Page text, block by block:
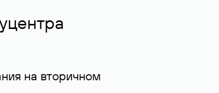
на вторичном